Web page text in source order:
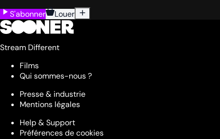
S'abonner
Louer
Stream Different
Films
Qui sommes-nous ?
Presse & industrie
Mentions légales
Help & Support
Préférences de cookies